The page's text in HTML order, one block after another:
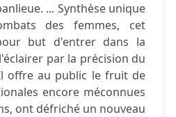
... Synthèse unique
des femmes, cet
but d'entrer dans la
par la précision du
offre au public le fruit de
encore méconnues
ont défriché un nouveau